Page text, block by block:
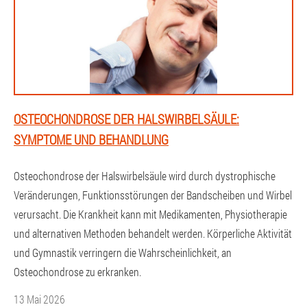
OSTEOCHONDROSE DER HALSWIRBELSÄULE:
SYMPTOME UND BEHANDLUNG
Osteochondrose der Halswirbelsäule wird durch dystrophische
Veränderungen, Funktionsstörungen der Bandscheiben und Wirbel
verursacht. Die Krankheit kann mit Medikamenten, Physiotherapie
und alternativen Methoden behandelt werden. Körperliche Aktivität
und Gymnastik verringern die Wahrscheinlichkeit, an
Osteochondrose zu erkranken.
13 Mai 2026